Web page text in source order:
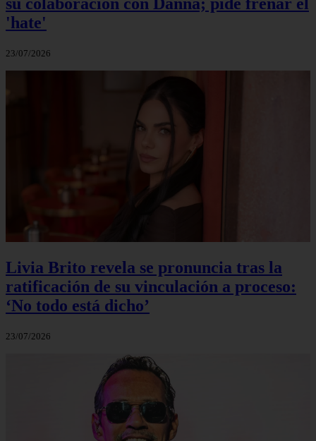
'hate'
23/07/2026
Livia Brito revela se pronuncia tras la
ratificación de su vinculación a proceso:
‘No todo está dicho’
23/07/2026